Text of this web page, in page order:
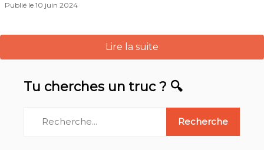
Publié le 10 juin 2024
Lire la suite
Tu cherches un truc ? 🔍